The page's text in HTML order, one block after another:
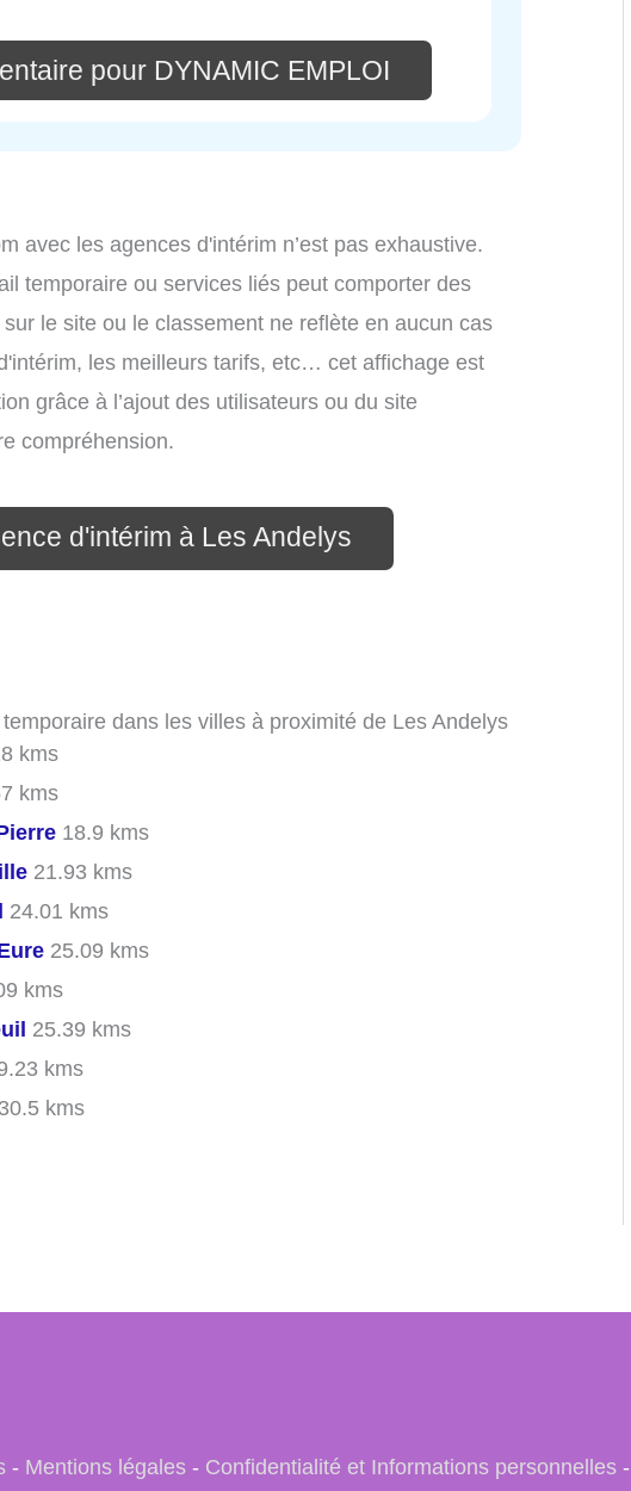
pour DYNAMIC EMPLOI
avec les agences d'intérim n’est pas exhaustive.
temporaire ou services liés peut comporter des
le site ou le classement ne reflète en aucun cas
les meilleurs tarifs, etc… cet affichage est
grâce à l’ajout des utilisateurs ou du site
compréhension.
d'intérim à Les Andelys
dans les villes à proximité de Les Andelys
kms
kms
18.9 kms
21.93 kms
24.01 kms
25.09 kms
kms
25.39 kms
kms
30.5 kms
- Mentions légales- Confidentialité et Informations personnelles-